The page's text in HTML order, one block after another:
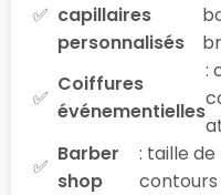
capillaires
personnalisés
Coiffures
événementielles
:
Barber
shop
: taille
contours